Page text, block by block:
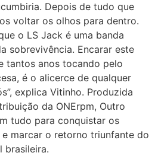
Depois de tudo que
voltar os olhos para dentro.
o LS Jack é uma banda
sobrevivência. Encarar este
tantos anos tocando pelo
é o alicerce de qualquer
explica Vitinho. Produzida
da ONErpm, Outro
tudo para conquistar os
marcar o retorno triunfante do
brasileira.